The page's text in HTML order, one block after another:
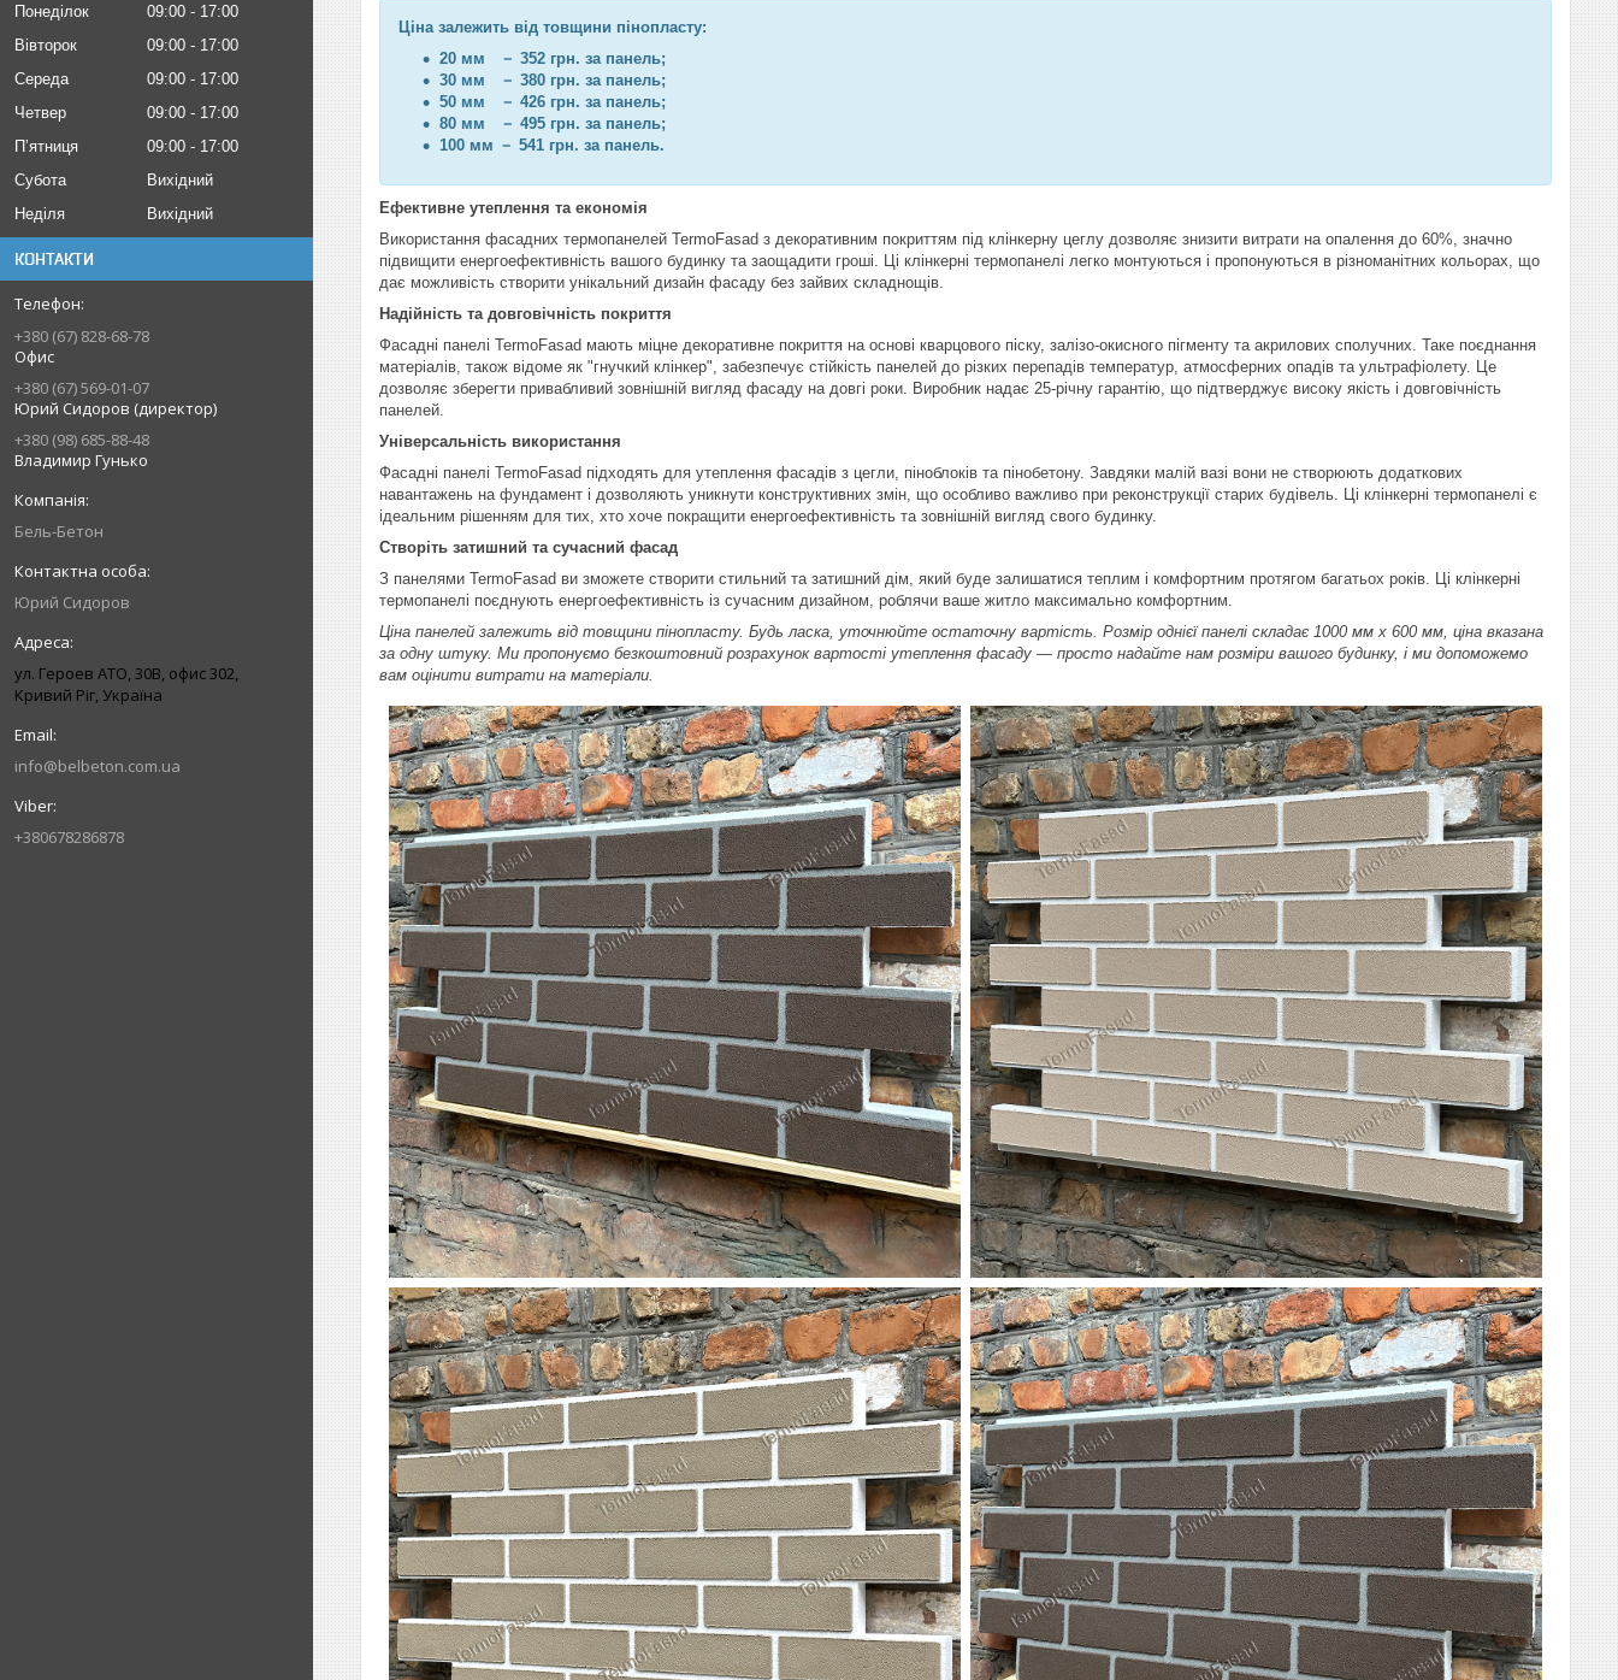
Понеділок 09:00
17:00
Вівторок
09:00
17:00
Середа
09:00
17:00
Четвер
09:00
17:00
Пʼятниця
09:00
17:00
Субота
Вихідний
Неділя
Вихідний
КОНТАКТИ
+380 (67) 828-68-78
Офис
+380 (67) 569-01-07
Юрий Сидоров (директор)
+380 (98) 685-88-48
Владимир Гунько
Бель-Бетон
Юрий Сидоров
ул. Героев АТО, 30В, офис 302,
Кривий Ріг, Україна
info@belbeton.com.ua
+380678286878
Ціна залежить від товщини пінопласту:
20 мм － 352 грн. за панель;
30 мм － 380 грн. за панель;
50 мм － 426 грн. за панель;
80 мм － 495 грн. за панель;
100 мм － 541 грн. за панель.
Ефективне утеплення та економія
Використання фасадних термопанелей TermoFasad з декоративним покриттям під клінкерну цеглу дозволяє знизити витрати на опалення до 60%, значно
підвищити енергоефективність вашого будинку та заощадити гроші. Ці клінкерні термопанелі легко монтуються і пропонуються в різноманітних кольорах, що
дає можливість створити унікальний дизайн фасаду без зайвих складнощів.
Надійність та довговічність покриття
Фасадні панелі TermoFasad мають міцне декоративне покриття на основі кварцового піску, залізо-окисного пігменту та акрилових сполучних. Таке поєднання
матеріалів, також відоме як "гнучкий клінкер", забезпечує стійкість панелей до різких перепадів температур, атмосферних опадів та ультрафіолету. Це
дозволяє зберегти привабливий зовнішній вигляд фасаду на довгі роки. Виробник надає 25-річну гарантію, що підтверджує високу якість і довговічність
панелей.
Універсальність використання
Фасадні панелі TermoFasad підходять для утеплення фасадів з цегли, піноблоків та пінобетону. Завдяки малій вазі вони не створюють додаткових
навантажень на фундамент і дозволяють уникнути конструктивних змін, що особливо важливо при реконструкції старих будівель. Ці клінкерні термопанелі є
ідеальним рішенням для тих, хто хоче покращити енергоефективність та зовнішній вигляд свого будинку.
Створіть затишний та сучасний фасад
З панелями TermoFasad ви зможете створити стильний та затишний дім, який буде залишатися теплим і комфортним протягом багатьох років. Ці клінкерні
термопанелі поєднують енергоефективність із сучасним дизайном, роблячи ваше житло максимально комфортним.
Ціна панелей залежить від товщини пінопласту. Будь ласка, уточнюйте остаточну вартість. Розмір однієї панелі складає 1000 мм x 600 мм, ціна вказана
за одну штуку. Ми пропонуємо безкоштовний розрахунок вартості утеплення фасаду — просто надайте нам розміри вашого будинку, і ми допоможемо
вам оцінити витрати на матеріали.